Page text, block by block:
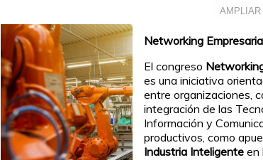
Networking
El congreso
es una iniciativa
entre organizaciones,
integración de las
Información y
productivos, como
Industria Inteligente en